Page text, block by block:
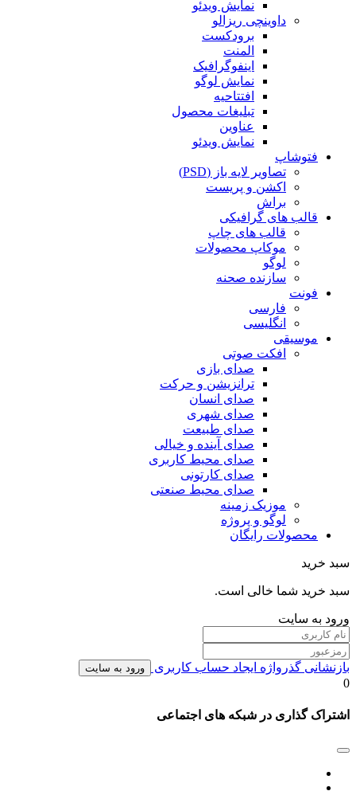
نمایش ویدئو
داوینچی ریزالو
برودکست
المنت
اینفوگرافیک
نمایش لوگو
افتتاحیه
تبلیغات محصول
عناوین
نمایش ویدئو
فتوشاپ
تصاویر لایه باز (PSD)
اکشن و پریست
براش
قالب های گرافیکی
قالب های چاپ
موکاپ محصولات
لوگو
سازنده صحنه
فونت
فارسی
انگلیسی
موسیقی
افکت صوتی
صدای بازی
ترانزیشن و حرکت
صدای انسان
صدای شهری
صدای طبیعت
صدای آینده و خیالی
صدای محیط کاربری
صدای کارتونی
صدای محیط صنعتی
موزیک زمینه
لوگو و پروژه
محصولات رایگان
سبد خرید
سبد خرید شما خالی است.
ورود به سایت
بازنشانی گذرواژه ایجاد حساب کاربری ورود به سایت
0
اشتراک گذاری در شبکه های اجتماعی